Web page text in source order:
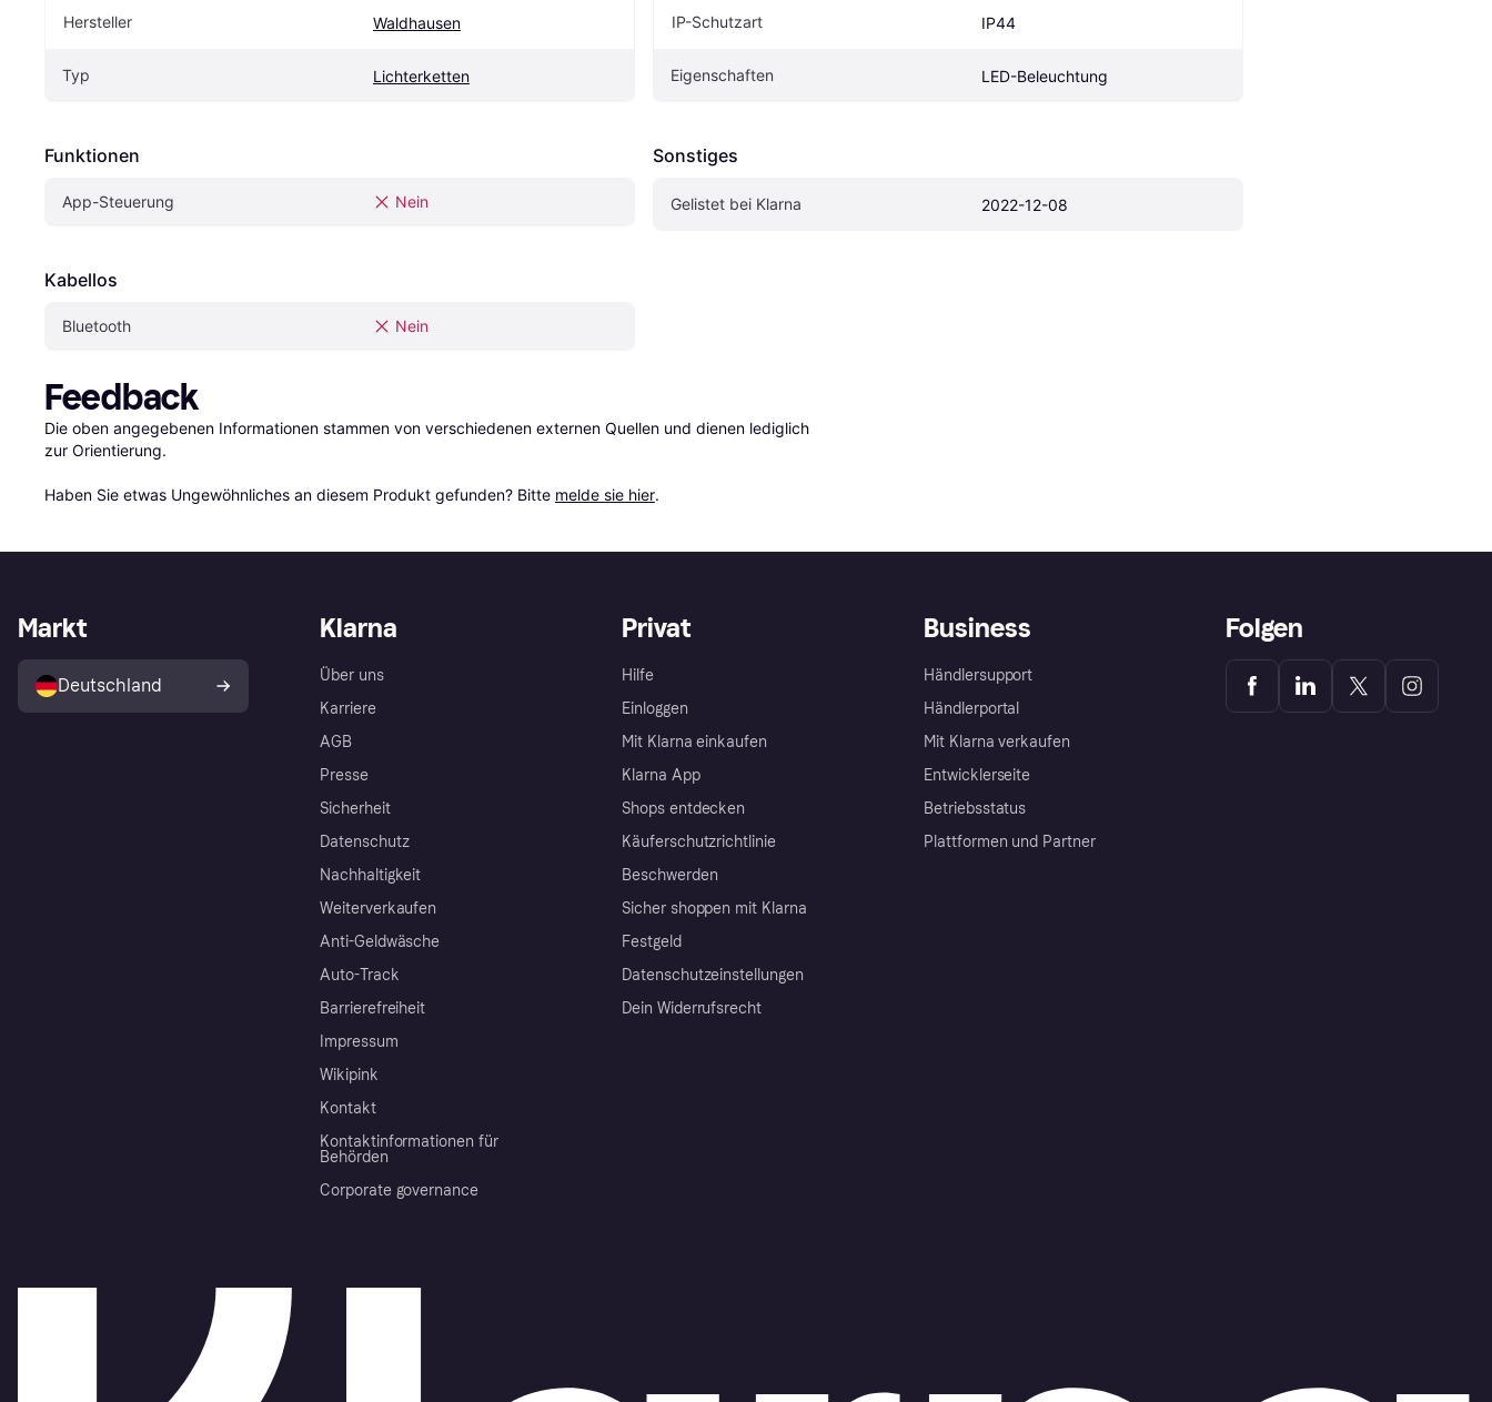
Hersteller Waldhausen
Typ Lichterketten
Funktionen
App-Steuerung Nein
Kabellos
Bluetooth Nein
IP-Schutzart IP44
Eigenschaften LED-Beleuchtung
Sonstiges
Gelistet bei Klarna 2022-12-08
Feedback
Die oben angegebenen Informationen stammen von verschiedenen externen Quellen und dienen lediglich
zur Orientierung.
Haben Sie etwas Ungewöhnliches an diesem Produkt gefunden? Bitte melde sie hier.
Klarna
Über uns
Karriere
AGB
Presse
Sicherheit
Datenschutz
Nachhaltigkeit
Weiterverkaufen
Anti-Geldwäsche
Auto-Track
Barrierefreiheit
Impressum
Wikipink
Kontakt
Kontaktinformationen für
Behörden
Corporate governance
Privat
Hilfe
Einloggen
Mit Klarna einkaufen
Klarna App
Shops entdecken
Käuferschutzrichtlinie
Beschwerden
Sicher shoppen mit Klarna
Festgeld
Datenschutzeinstellungen
Dein Widerrufsrecht
Business
Händlersupport
Händlerportal
Mit Klarna verkaufen
Entwicklerseite
Betriebsstatus
Plattformen und Partner
Markt
Deutschland
Folgen